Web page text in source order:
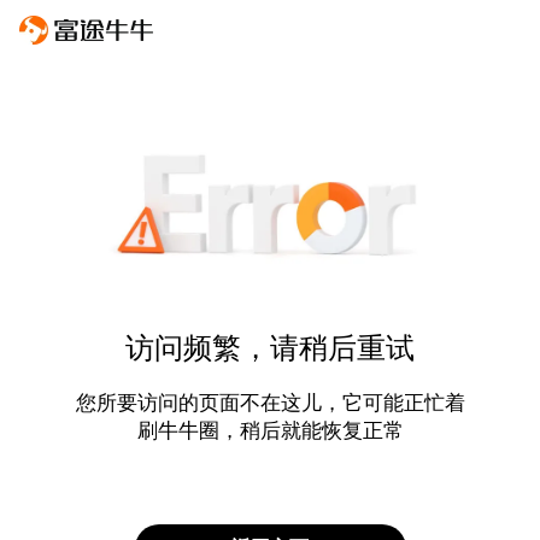
访问频繁，请稍后重试
您所要访问的页面不在这儿，它可能正忙着
刷牛牛圈，稍后就能恢复正常